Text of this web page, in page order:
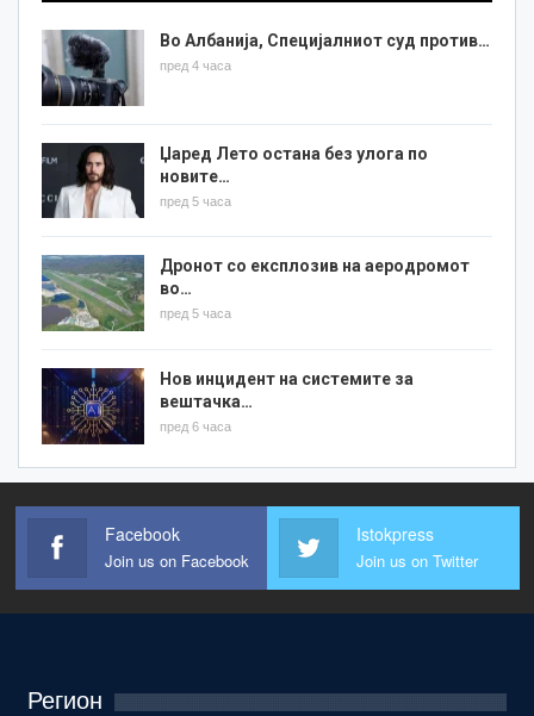
Во Албанија, Специјалниот суд против…
пред 4 часа
Џаред Лето остана без улога по
новите…
пред 5 часа
Дронот со експлозив на аеродромот
во…
пред 5 часа
Нов инцидент на системите за
вештачка…
пред 6 часа
Facebook
Join us on Facebook
Istokpress
Join us on Twitter
Регион